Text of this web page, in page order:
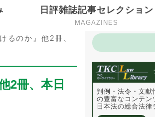
日評雑誌記事セレクション
MAGAZINES
るのか』他2冊、
2冊、本日
判例・法令・文献
の豊富なコンテン
日本法の総合法律